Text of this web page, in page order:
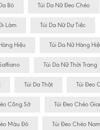
Bò Túi Da Nữ Đeo Chéo
Làm Túi Da Nữ Dự Tiệc
Hiệu Túi Da Nữ Hàng
Túi Da Nữ Thời Trang
Túi Da Thật Túi Đeo
Công Sở Túi Đeo Chéo
Màu Đỏ Túi Đeo Chéo Nam